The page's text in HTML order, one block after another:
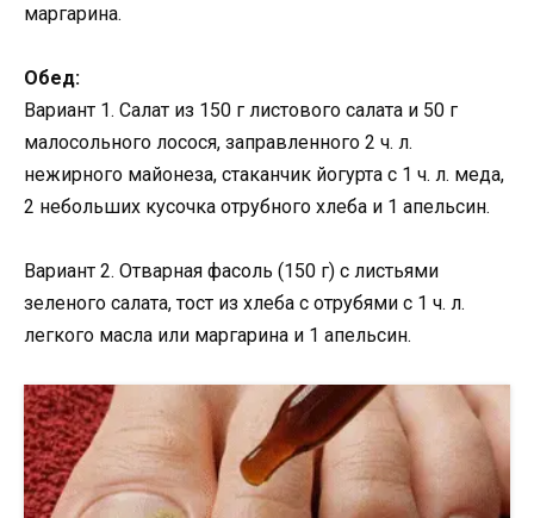
маргарина.
Обед:
Вариант 1. Салат из 150 г листового салата и 50 г
малосольного лосося, заправленного 2 ч. л.
нежирного майонеза, стаканчик йогурта с 1 ч. л. меда,
2 небольших кусочка отрубного хлеба и 1 апельсин.
Вариант 2. Отварная фасоль (150 г) с листьями
зеленого салата, тост из хлеба с отрубями с 1 ч. л.
легкого масла или маргарина и 1 апельсин.